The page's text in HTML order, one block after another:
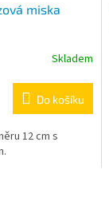
miska
Skladem
Do košíku
12 cm s